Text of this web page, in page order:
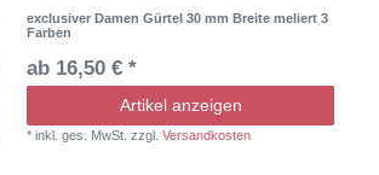
exclusiver Damen Gürtel 30 mm Breite meliert 3
Farben
ab 16,50 € *
Artikel anzeigen
*inkl. ges. MwSt. zzgl.Versandkosten